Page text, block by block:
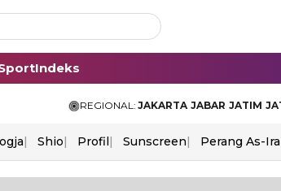
Indeks
REGIONAL: JAKARTA JABAR JATIM
Shio Profil Sunscreen Perang As-